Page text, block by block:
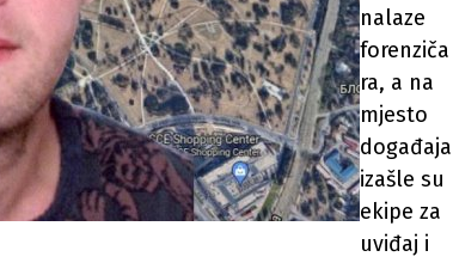
nalaze
forenziča
ra, a na
mjesto
događaja
izašle su
ekipe za
uviđaj i